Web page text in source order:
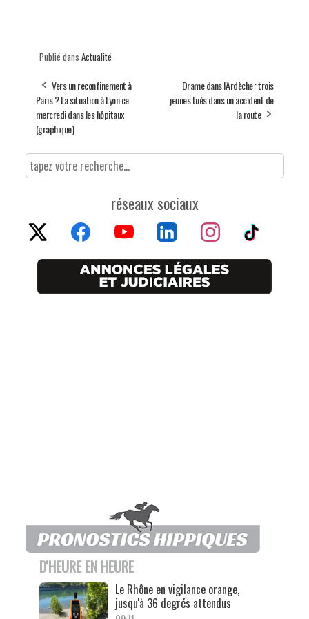
Publié dans Actualité
Vers un reconfinement à
Paris ? La situation à Lyon ce
mercredi dans les hôpitaux
(graphique)
Drame dans l'Ardèche : trois
jeunes tués dans un accident de
la route
réseaux sociaux
D'HEURE EN HEURE
Le Rhône en vigilance orange,
jusqu'à 36 degrés attendus